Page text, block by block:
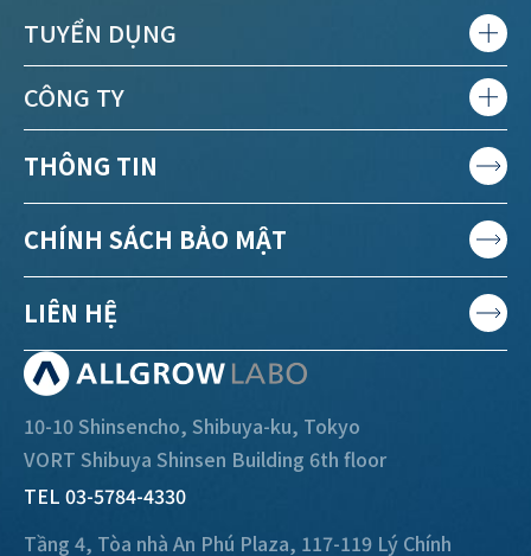
TUYỂN DỤNG
CÔNG TY
THÔNG TIN
CHÍNH SÁCH BẢO MẬT
LIÊN HỆ
10-10 Shinsencho, Shibuya-ku, Tokyo
VORT Shibuya Shinsen Building 6th floor
TEL 03-5784-4330
Tầng 4, Tòa nhà An Phú Plaza, 117-119 Lý Chính